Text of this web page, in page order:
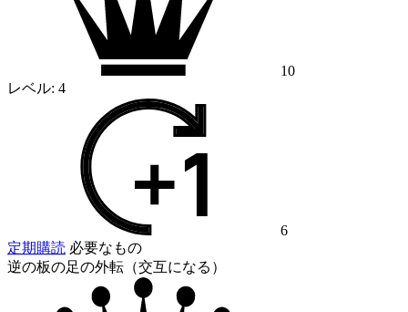
10
レベル: 4
6
定期購読 必要なもの
逆の板の足の外転（交互になる）